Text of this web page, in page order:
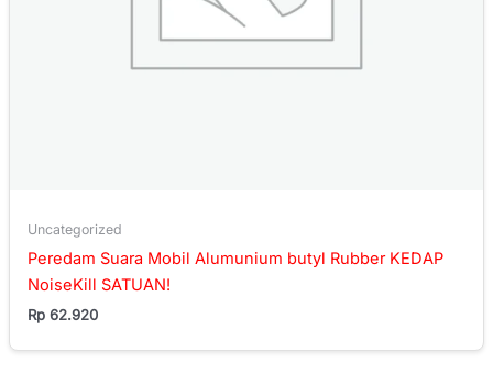
Uncategorized
Peredam Suara Mobil Alumunium butyl Rubber KEDAP
NoiseKill SATUAN!
Rp 62.920